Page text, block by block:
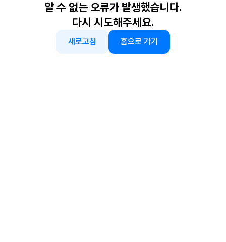
알 수 없는 오류가 발생했습니다.
다시 시도해주세요.
새로고침 홈으로 가기